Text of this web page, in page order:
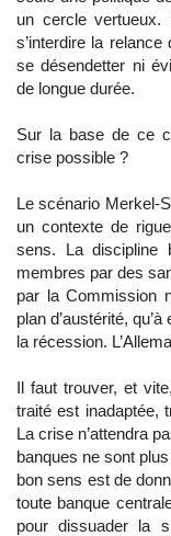
un cercle vertueux.
s’interdire la
se désendetter ni
de longue durée.
Sur la base de ce
crise possible ?
Le scénario Merkel-
un contexte de
sens. La discipline
membres par des
par la Commission
plan d’austérité,
la récession.
Il faut trouver, et
traité est inadaptée,
La crise n’attendra
banques ne sont
bon sens est de
toute banque
pour dissuader la